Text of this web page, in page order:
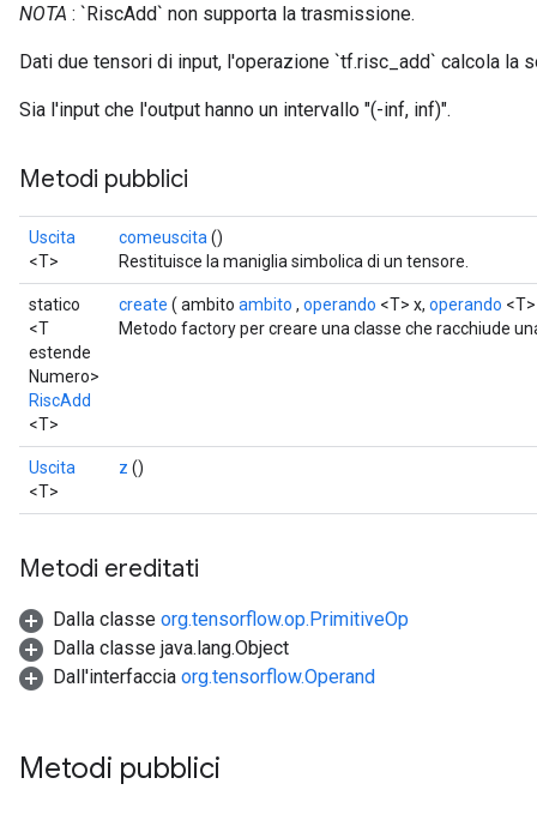
NOTA : `RiscAdd` non supporta la trasmissione.
Dati due tensori di input, l'operazione `tf.risc_add` calcola la
Sia l'input che l'output hanno un intervallo "(-inf, inf)".
Metodi pubblici
Uscita
<T>
comeuscita ()
Restituisce la maniglia simbolica di un tensore.
statico
<T
estende
Numero>
RiscAdd
<T>
create ( ambito ambito , operando <T> x, operando
Metodo factory per creare una classe che racchiude
Uscita
<T>
z ()
Metodi ereditati
Dalla classe org.tensorflow.op.PrimitiveOp
Dalla classe java.lang.Object
Dall'interfaccia org.tensorflow.Operand
Metodi pubblici